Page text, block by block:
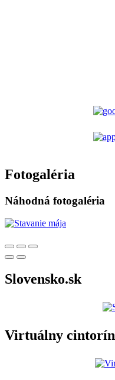
Fotogaléria
Náhodná fotogaléria
Slovensko.sk
Virtuálny cintorín